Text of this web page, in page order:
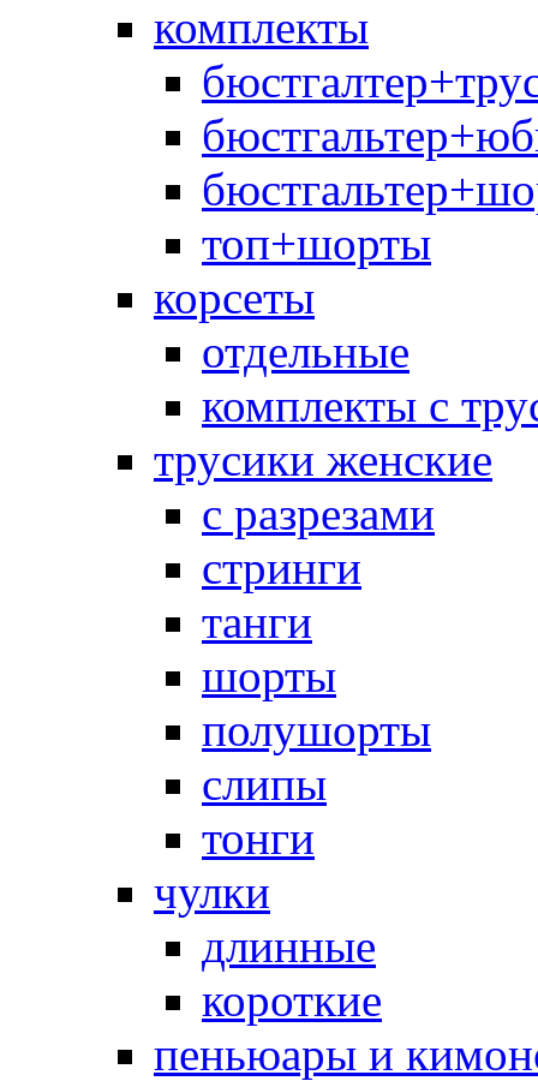
комплекты
топ+шорты
корсеты
отдельные
комплекты с
трусики женские
с разрезами
стринги
танги
шорты
полушорты
слипы
тонги
чулки
длинные
короткие
пеньюары и